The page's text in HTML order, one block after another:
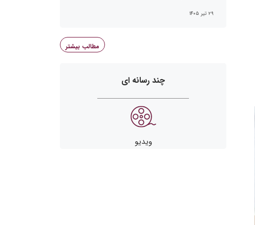
۲۹ تیر ۱۴۰۵
مطالب بیشتر
چند رسانه ای
ویدیو